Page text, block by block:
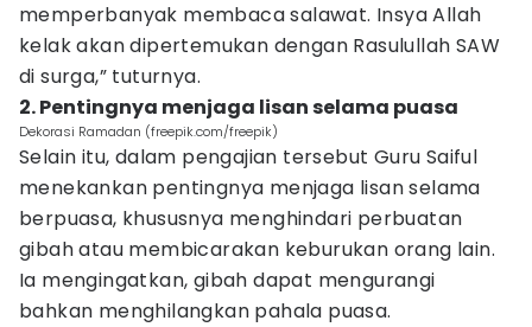
memperbanyak membaca salawat. Insya Allah
kelak akan dipertemukan dengan Rasulullah SAW
di surga,” tuturnya.
2. Pentingnya menjaga lisan selama puasa
Dekorasi Ramadan (freepik.com/freepik)
Selain itu, dalam pengajian tersebut Guru Saiful
menekankan pentingnya menjaga lisan selama
berpuasa, khususnya menghindari perbuatan
gibah atau membicarakan keburukan orang lain.
Ia mengingatkan, gibah dapat mengurangi
bahkan menghilangkan pahala puasa.